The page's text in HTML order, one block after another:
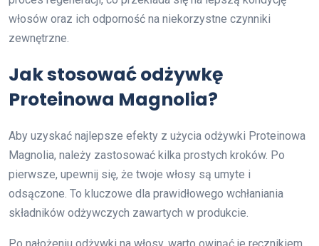
włosów oraz ich odporność na niekorzystne czynniki
zewnętrzne.
Jak stosować odżywkę
Proteinowa Magnolia?
Aby uzyskać najlepsze efekty z użycia odżywki Proteinowa
Magnolia, należy zastosować kilka prostych kroków. Po
pierwsze, upewnij się, że twoje włosy są umyte i
odsączone. To kluczowe dla prawidłowego wchłaniania
składników odżywczych zawartych w produkcie.
Po nałożeniu odżywki na włosy, warto owinąć je ręcznikiem